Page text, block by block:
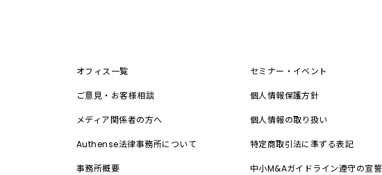
オフィス一覧
ご意見・お客様相談
メディア関係者の方へ
Authense法律事務所について
事務所概要
セミナー・イベント
個人情報保護方針
個人情報の取り扱い
特定商取引法に準ずる表記
中小M&Aガイドライン遵守の宣誓